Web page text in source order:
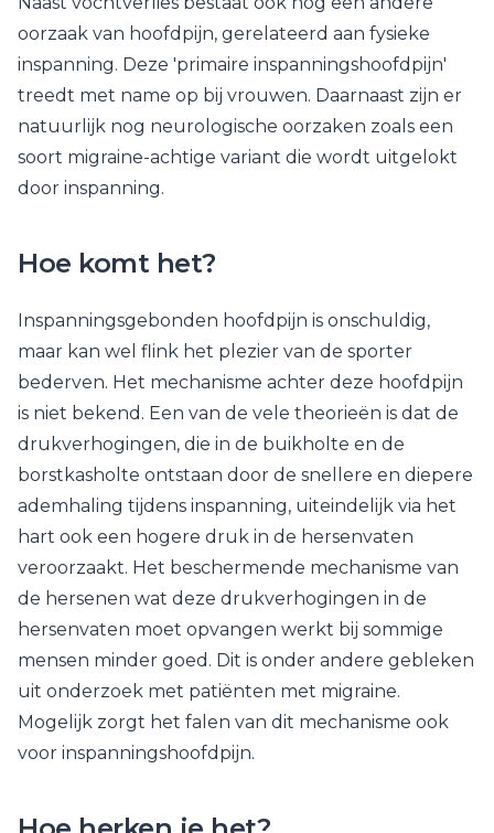
oorzaak van hoofdpijn, gerelateerd aan fysieke
inspanning. Deze 'primaire inspanningshoofdpijn'
treedt met name op bij vrouwen. Daarnaast zijn er
natuurlijk nog neurologische oorzaken zoals een
soort migraine-achtige variant die wordt uitgelokt
door inspanning.
Hoe komt het?
Inspanningsgebonden hoofdpijn is onschuldig,
maar kan wel flink het plezier van de sporter
bederven. Het mechanisme achter deze hoofdpijn
is niet bekend. Een van de vele theorieën is dat de
drukverhogingen, die in de buikholte en de
borstkasholte ontstaan door de snellere en diepere
ademhaling tijdens inspanning, uiteindelijk via het
hart ook een hogere druk in de hersenvaten
veroorzaakt. Het beschermende mechanisme van
de hersenen wat deze drukverhogingen in de
hersenvaten moet opvangen werkt bij sommige
mensen minder goed. Dit is onder andere gebleken
uit onderzoek met patiënten met migraine.
Mogelijk zorgt het falen van dit mechanisme ook
voor inspanningshoofdpijn.